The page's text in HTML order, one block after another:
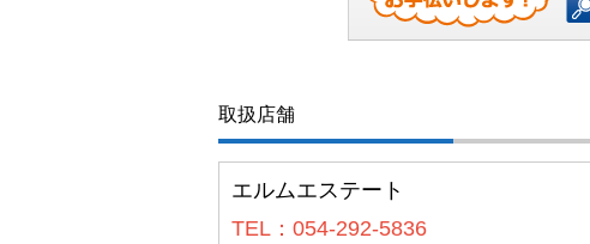
取扱店舗
エルムエステート
TEL：054-292-5836